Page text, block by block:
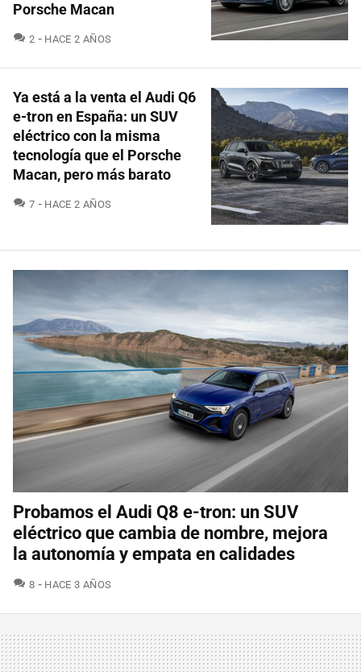
Porsche Macan
2 COMENTARIOS
HACE 2 AÑOS
Ya está a la venta el Audi Q6
e-tron en España: un SUV
eléctrico con la misma
tecnología que el Porsche
Macan, pero más barato
7 COMENTARIOS
HACE 2 AÑOS
Probamos el Audi Q8 e-tron: un SUV
eléctrico que cambia de nombre, mejora
la autonomía y empata en calidades
8 COMENTARIOS
HACE 3 AÑOS